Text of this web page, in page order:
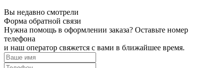
Вы недавно смотрели
Форма обратной связи
Нужна помощь в оформлении заказа? Оставьте номер
телефона
и наш оператор свяжется с вами в ближайшее время.